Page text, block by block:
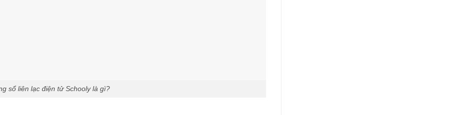
sổ liên lạc điện tử Schooly là gì?